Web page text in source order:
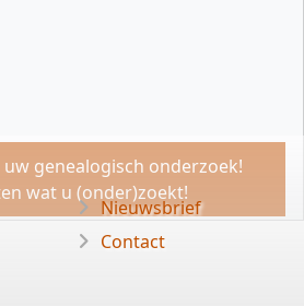
genealogisch onderzoek!
wat u (onder)zoekt!
Nieuwsbrief
Contact